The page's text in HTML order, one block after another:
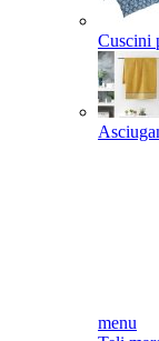
Cuscini
menu